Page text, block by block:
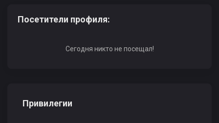
Посетители профиля:
Сегодня никто не посещал!
Привилегии